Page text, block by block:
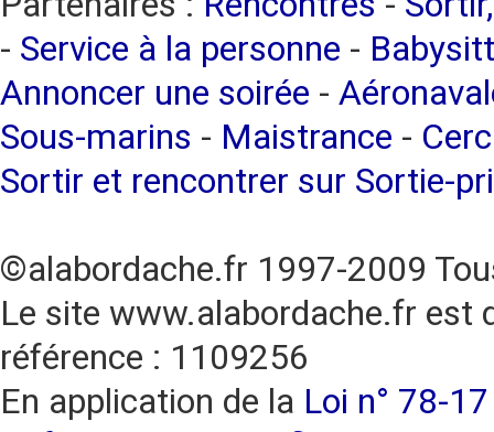
- Service à la personne -
Annoncer une soirée -
Sous-marins - Maistrance -
Sortir et rencontrer sur Sortie-
©alabordache.fr 1997-2009
Le site www.alabordache.fr est
référence : 1109256
En application de la Loi n° 78-